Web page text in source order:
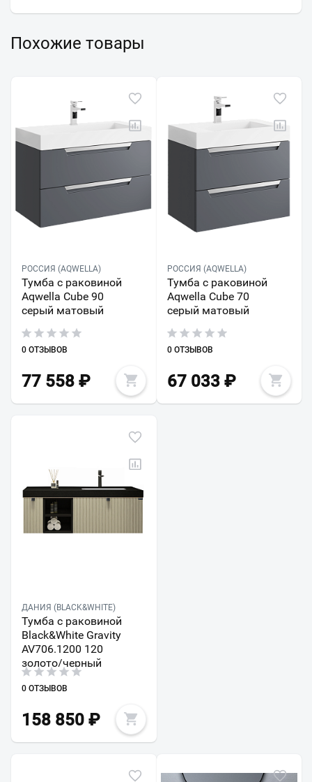
Похожие товары
РОССИЯ (AQWELLA)
Тумба с раковиной
Aqwella Cube 90
серый матовый
0 ОТЗЫВОВ
77 558 ₽
РОССИЯ (AQWELLA)
Тумба с раковиной
Aqwella Cube 70
серый матовый
0 ОТЗЫВОВ
67 033₽
ДАНИЯ (BLACK&WHITE)
Тумба с раковиной
Black&White Gravity
AV706.1200 120
золото/черный
0 ОТЗЫВОВ
158 850 ₽